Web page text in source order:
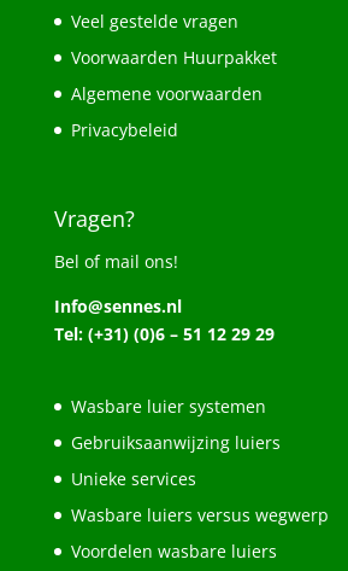
Veel gestelde vragen
Voorwaarden Huurpakket
Algemene voorwaarden
Privacybeleid
Vragen?
Bel of mail ons!
Info@sennes.nl
Tel: (+31) (0)6 – 51 12 29 29
Wasbare luier systemen
Gebruiksaanwijzing luiers
Unieke services
Wasbare luiers versus wegwerp
Voordelen wasbare luiers